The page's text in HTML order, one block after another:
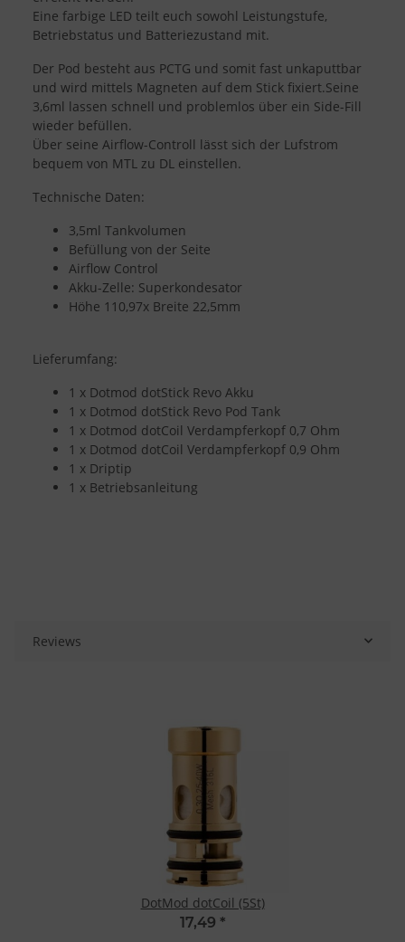
Eine farbige LED teilt euch sowohl Leistungstufe,
Betriebstatus und Batteriezustand mit.
Der Pod besteht aus PCTG und somit fast unkaputtbar
und wird mittels Magneten auf dem Stick fixiert.Seine
3,6ml lassen schnell und problemlos über ein Side-Fill
wieder befüllen.
Über seine Airflow-Controll lässt sich der Lufstrom
bequem von MTL zu DL einstellen.
Technische Daten:
3,5ml Tankvolumen
Befüllung von der Seite
Airflow Control
Akku-Zelle: Superkondesator
Höhe 110,97x Breite 22,5mm
Lieferumfang:
1 x Dotmod dotStick Revo Akku
1 x Dotmod dotStick Revo Pod Tank
1 x Dotmod dotCoil Verdampferkopf 0,7 Ohm
1 x Dotmod dotCoil Verdampferkopf 0,9 Ohm
1 x Driptip
1 x Betriebsanleitung
Reviews
DotMod dotCoil (5St)
17,49 *